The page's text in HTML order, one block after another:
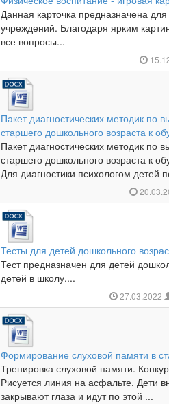
Данная карточка предназначена
учреждений. Благодаря ярким
все вопросы...
Пакет диагностических методик по
старшего дошкольного возраста к
Пакет диагностических методик по
старшего дошкольного возраста к
Для диагностики психологом детей
Тесты для детей дошкольного
Тест предназначен для детей
детей в школу....
27.03.2022
Формирование слуховой памяти в
Тренировка слуховой памяти.
Рисуется линия на асфальте. Дети
закрывают глаза и идут по этой ...